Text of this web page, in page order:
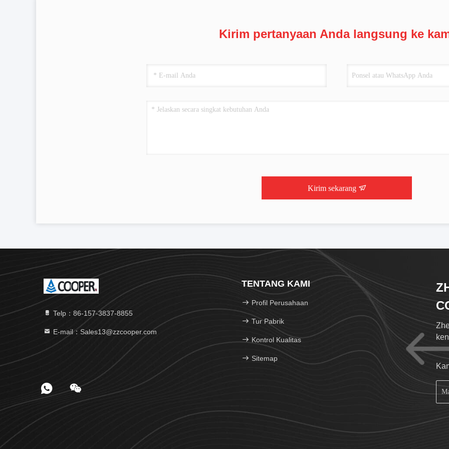
Kirim pertanyaan Anda langsung ke
Kirim sekarang
Telp：86-157-3837-8855
E-mail：Sales13@zzcooper.com
TENTANG KAMI
Profil Perusahaan
Tur Pabrik
Kontrol Kualitas
Sitemap